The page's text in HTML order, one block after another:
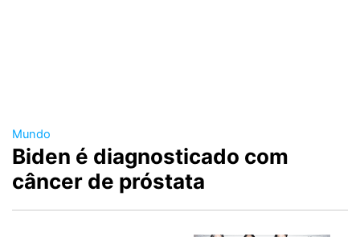
Mundo
Biden é diagnosticado com
câncer de próstata